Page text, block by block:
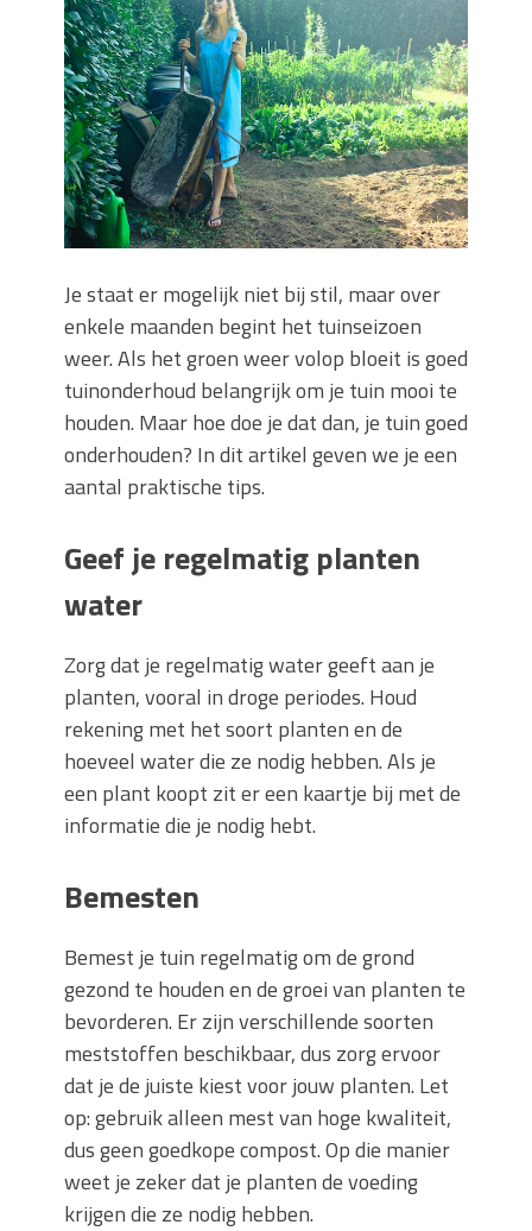
Zo blijft je oven loeiheet: de beste tips
voor een perfecte isolatie
Grond kopen of verkopen Noord-
Holland
De Kwaliteit van Houtpellets: Wat
Bepaalt of uw Kachel Optimaal
Presteert
Waarom technische eisen de basis
vormen voor functionele ruimtes
Nieuwe kozijnen als onderdeel van een
energierenovatie: wat de overgang
technisch vraagt
Je staat er mogelijk niet bij stil, maar over
enkele maanden begint het tuinseizoen
weer. Als het groen weer volop bloeit is goed
tuinonderhoud belangrijk om je tuin mooi te
houden. Maar hoe doe je dat dan, je tuin goed
onderhouden? In dit artikel geven we je een
aantal praktische tips.
Geef je regelmatig planten
water
Zorg dat je regelmatig water geeft aan je
planten, vooral in droge periodes. Houd
rekening met het soort planten en de
hoeveel water die ze nodig hebben. Als je
een plant koopt zit er een kaartje bij met de
informatie die je nodig hebt.
Bemesten
Bemest je tuin regelmatig om de grond
gezond te houden en de groei van planten te
bevorderen. Er zijn verschillende soorten
meststoffen beschikbaar, dus zorg ervoor
dat je de juiste kiest voor jouw planten. Let
op: gebruik alleen mest van hoge kwaliteit,
dus geen goedkope compost. Op die manier
weet je zeker dat je planten de voeding
krijgen die ze nodig hebben.